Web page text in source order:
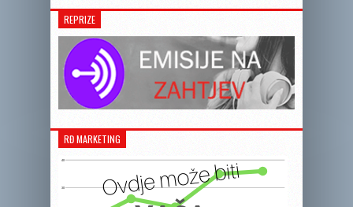
REPRIZE
RĐ MARKETING